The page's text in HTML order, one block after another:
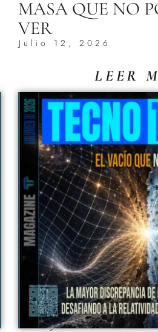
MASA QUE NO
VER
Julio 12, 2026
LEER